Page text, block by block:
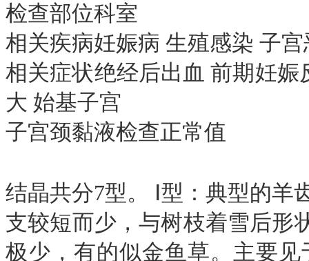
检查部位科室
相关疾病妊娠病 生殖感染 子
相关症状绝经后出血 前期妊
大 始基子宫
子宫颈黏液检查正常值
结晶共分7型。 Ⅰ型：典型的羊
支较短而少，与树枝着雪后形
极少，有的似金鱼草。主要